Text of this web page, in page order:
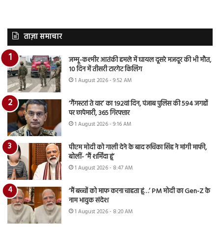
ताज़ा समाचार
जम्मू-कश्मीर आतंकी हमले में घायल दूसरे मजदूर की भी मौत,
10 दिन में तीसरी टारगेट किलिंग
1 August 2026 - 9:52 AM
‘गैंगस्टरां ते वार’ का 192वां दिन, पंजाब पुलिस की 594 जगहों
पर छापेमारी, 365 गिरफ्तार
1 August 2026 - 9:16 AM
पीएम मोदी को गाली देने के बाद रुचिका सिंह ने मांगी माफी,
बोलीं- ‘मैं शर्मिंदा हूं’
1 August 2026 - 8:47 AM
‘मैं बच्चों को माफ करना चाहता हूं…’ PM मोदी का Gen-Z के
नाम भावुक संदेश
1 August 2026 - 8:20 AM